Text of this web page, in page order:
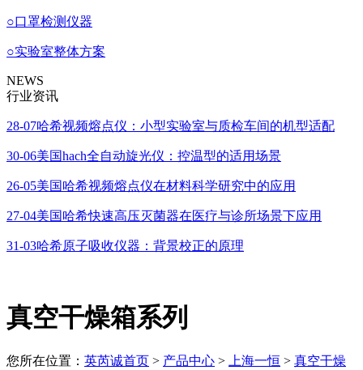
○ 口罩检测仪器
○实验室整体方案
NEWS
行业资讯
28-07哈希视频熔点仪：小型实验室与质检车间的机型适配
30-06美国hach全自动旋光仪：控温型的适用场景
26-05美国哈希视频熔点仪在材料科学研究中的应用
27-04美国哈希快速高压灭菌器在医疗与诊所场景下应用
31-03哈希原子吸收仪器：背景校正的原理
真空干燥箱系列
您所在位置： 英芮诚首页 > 产品中心 > 上海一恒 > 真空干燥